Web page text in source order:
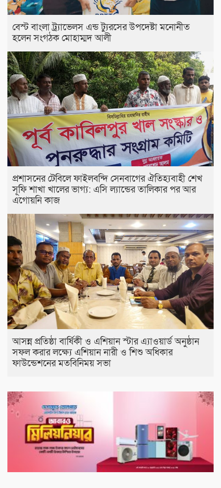
বেস্ট বাংলা ট্র্যাভেলস এন্ড ট্যুরসের উপদেষ্টা মনোনীত
হলেন সংগঠক মোহাম্মদ আলী
প্রশাসনের টেবিলে ফাইলবন্দি সেনবাগের ঐতিহ্যবাহী শেখ
সূফি শাখা খালের ভাগ্য: এসি ল্যান্ডের তালিকার পর আর
এগোয়নি কাজ
আসন্ন প্রতিষ্ঠা বার্ষিকী ও এশিয়ান স্টার এ‍্যাওয়ার্ড অনুষ্ঠান
সফল করার লক্ষ্যে এশিয়ান নারী ও শিশু অধিকার
ফাউন্ডেশনের মতবিনিময় সভা